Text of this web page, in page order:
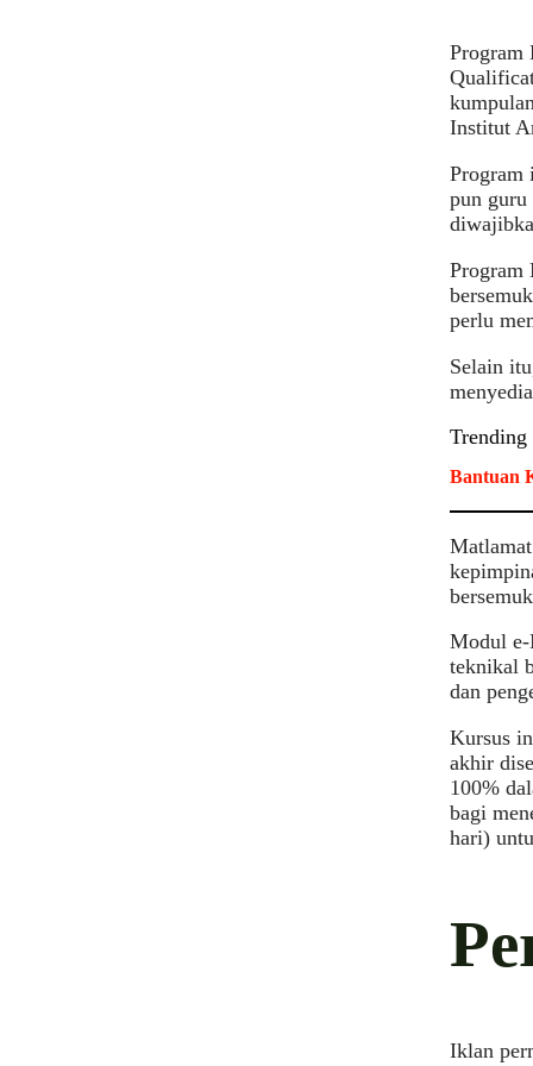
Program
Institut
Program
pun guru
Program
perlu
Selain
Trending
Bantuan
Modul e-
teknikal
dan
Kursus
akhir
100%
bagi
hari)
Iklan